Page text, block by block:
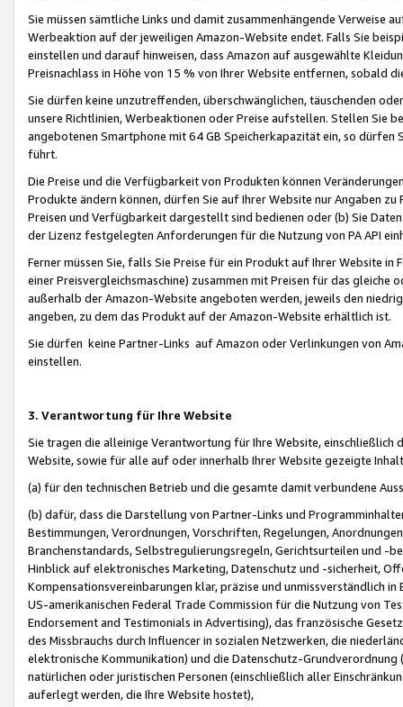
Sie müssen sämtliche Links und damit zusammenhängende
Werbeaktion auf der jeweiligen Amazon-Website endet. Falls Sie
einstellen und darauf hinweisen, dass Amazon auf ausgewählte
Preisnachlass in Höhe von 15 % von Ihrer Website entfernen, sobald
Sie dürfen keine unzutreffenden, überschwänglichen, täuschenden
unsere Richtlinien, Werbeaktionen oder Preise aufstellen. Stellen Sie
angebotenen Smartphone mit 64 GB Speicherkapazität ein, so dürfen
führt.
Die Preise und die Verfügbarkeit von Produkten können
Produkte ändern können, dürfen Sie auf Ihrer Website nur Angaben
Preisen und Verfügbarkeit dargestellt sind bedienen oder (b) Sie
der Lizenz festgelegten Anforderungen für die Nutzung von PA API
Ferner müssen Sie, falls Sie Preise für ein Produkt auf Ihrer Website
einer Preisvergleichsmaschine) zusammen mit Preisen für das
außerhalb der Amazon-Website angeboten werden, jeweils den
angeben, zu dem das Produkt auf der Amazon-Website erhältlich ist.
Sie dürfen keine Partner-Links auf Amazon oder Verlinkungen von
einstellen.
3. Verantwortung für Ihre Website
Sie tragen die alleinige Verantwortung für Ihre Website,
Website, sowie für alle auf oder innerhalb Ihrer Website gezeigte
(a) für den technischen Betrieb und die gesamte damit verbundene
(b) dafür, dass die Darstellung von Partner-Links und
Bestimmungen, Verordnungen, Vorschriften, Regelungen,
Branchenstandards, Selbstregulierungsregeln, Gerichtsurteilen und -
Hinblick auf elektronisches Marketing, Datenschutz und -sicherheit,
Kompensationsvereinbarungen klar, präzise und unmissverständlich
US-amerikanischen Federal Trade Commission für die Nutzung von
Endorsement and Testimonials in Advertising), das französische
des Missbrauchs durch Influencer in sozialen Netzwerken, die
elektronische Kommunikation) und die Datenschutz-
natürlichen oder juristischen Personen (einschließlich aller
auferlegt werden, die Ihre Website hostet),